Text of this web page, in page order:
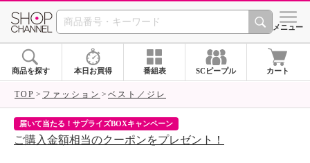
SHOP CHANNEL シメニュー
商品を探す 本日お買得 番組表 SCピープル カート
TOP ファッション ベスト／ジレ
届いて当たる！サプライズBOXキャンペーン
ご購入金額相当のクーポンをプレゼント！